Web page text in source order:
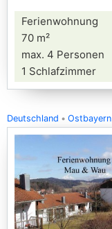
Ferienwohnung
70 m²
max. 4 Personen
1 Schlafzimmer
Deutschland Ostbayern